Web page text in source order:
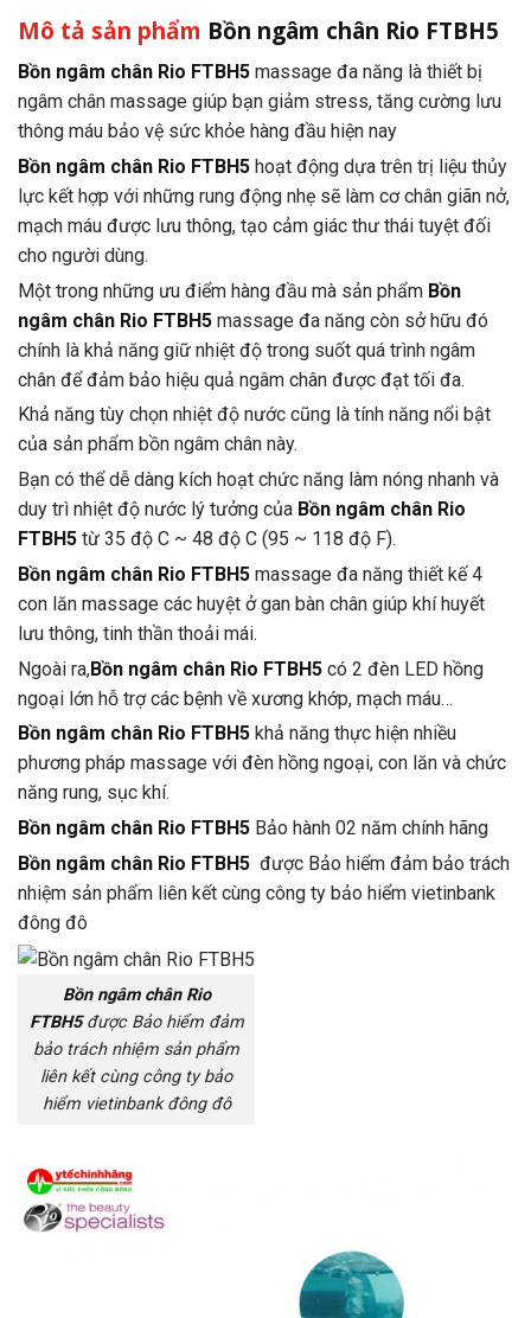
Mô tả sản phẩm Bồn ngâm chân Rio FTBH5
Bồn ngâm chân Rio FTBH5 massage đa năng là thiết bị
ngâm chân massage giúp bạn giảm stress, tăng cường lưu
thông máu bảo vệ sức khỏe hàng đầu hiện nay
Bồn ngâm chân Rio FTBH5 hoạt động dựa trên trị liệu thủy
lực kết hợp với những rung động nhẹ sẽ làm cơ chân giãn nở,
mạch máu được lưu thông, tạo cảm giác thư thái tuyệt đối
cho người dùng.
Một trong những ưu điểm hàng đầu mà sản phẩm Bồn
ngâm chân Rio FTBH5 massage đa năng còn sở hữu đó
chính là khả năng giữ nhiệt độ trong suốt quá trình ngâm
chân để đảm bảo hiệu quả ngâm chân được đạt tối đa.
Khả năng tùy chọn nhiệt độ nước cũng là tính năng nổi bật
của sản phẩm bồn ngâm chân này.
Bạn có thể dễ dàng kích hoạt chức năng làm nóng nhanh và
duy trì nhiệt độ nước lý tưởng của Bồn ngâm chân Rio
FTBH5 từ 35 độ C ~ 48 độ C (95 ~ 118 độ F).
Bồn ngâm chân Rio FTBH5 massage đa năng thiết kế 4
con lăn massage các huyệt ở gan bàn chân giúp khí huyết
lưu thông, tinh thần thoải mái.
Ngoài ra,Bồn ngâm chân Rio FTBH5 có 2 đèn LED hồng
ngoại lớn hỗ trợ các bệnh về xương khớp, mạch máu…
Bồn ngâm chân Rio FTBH5 khả năng thực hiện nhiều
phương pháp massage với đèn hồng ngoại, con lăn và chức
năng rung, sục khí.
Bồn ngâm chân Rio FTBH5 Bảo hành 02 năm chính hãng
Bồn ngâm chân Rio FTBH5 được Bảo hiểm đảm bảo trách
nhiệm sản phẩm liên kết cùng công ty bảo hiểm vietinbank
đông đô
Bồn ngâm chân Rio
FTBH5được Bảo hiểm đảm
bảo trách nhiệm sản phẩm
liên kết cùng công ty bảo
hiểm vietinbank đông đô